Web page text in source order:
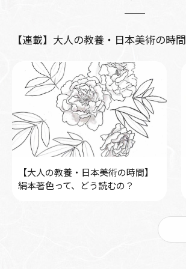
【連載】大人の教養・日本美術の時間
【大人の教養・日本美術の時間】
絹本著色って、どう読むの？